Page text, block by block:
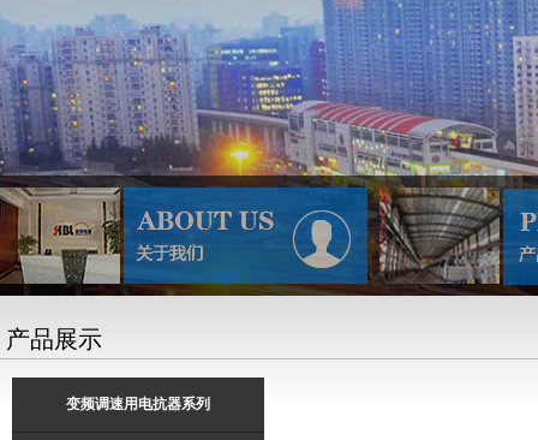
产品展示
变频调速用电抗器系列